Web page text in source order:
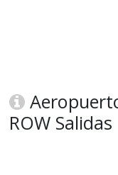
ROW Salidas